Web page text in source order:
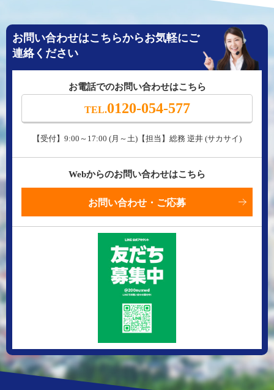
お問い合わせはこちらからお気軽にご
連絡ください
お電話でのお問い合わせはこちら
TEL.0120-054-577
【受付】9:00～17:00 (月～土)【担当】総務 逆井 (サカサイ)
Webからのお問い合わせはこちら
お問い合わせ・ご応募